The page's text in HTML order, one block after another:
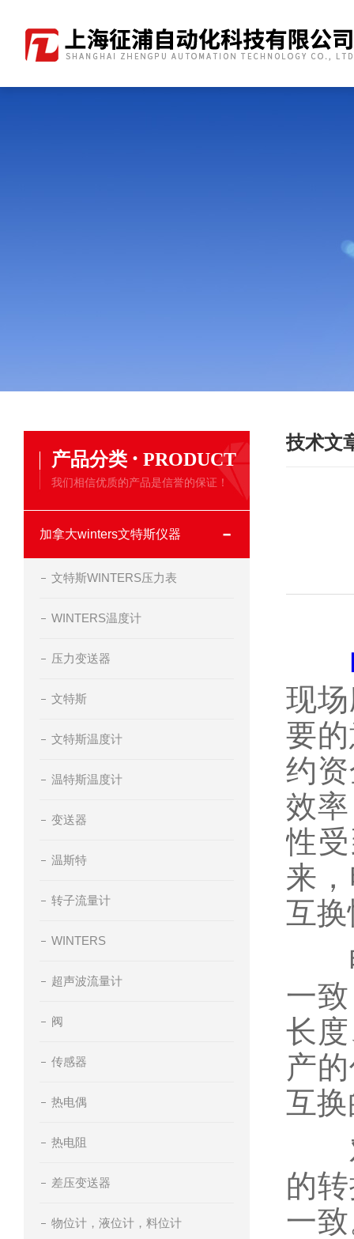
技术文
现
要
约
效
性
来
互
电
一
长
产
互
对
的
一
产品分类 · PRODUCT
我们相信优质的产品是信誉的保证！
加拿大winters文特斯仪器
文特斯WINTERS压力表
WINTERS温度计
压力变送器
文特斯
文特斯温度计
温特斯温度计
变送器
温斯特
转子流量计
WINTERS
超声波流量计
阀
传感器
热电偶
热电阻
差压变送器
物位计，液位计，料位计